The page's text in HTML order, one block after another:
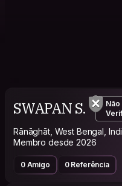
SWAPAN S.
Não
Rānāghāt, West Bengal,
Membro desde 2026
0 Amigo 0 Referência